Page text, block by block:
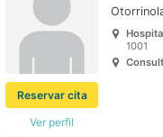
Ver perfil
Reservar cita
1001